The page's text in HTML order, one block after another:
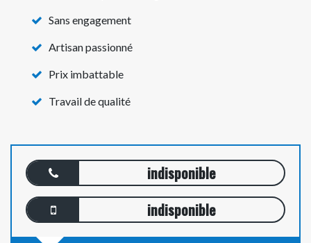
Sans engagement
Artisan passionné
Prix imbattable
Travail de qualité
indisponible
indisponible